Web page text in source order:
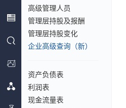
高级管理人员
管理层持股及报酬
管理层持股变化
企业高级查询（新）
资产负债表
利润表
现金流量表